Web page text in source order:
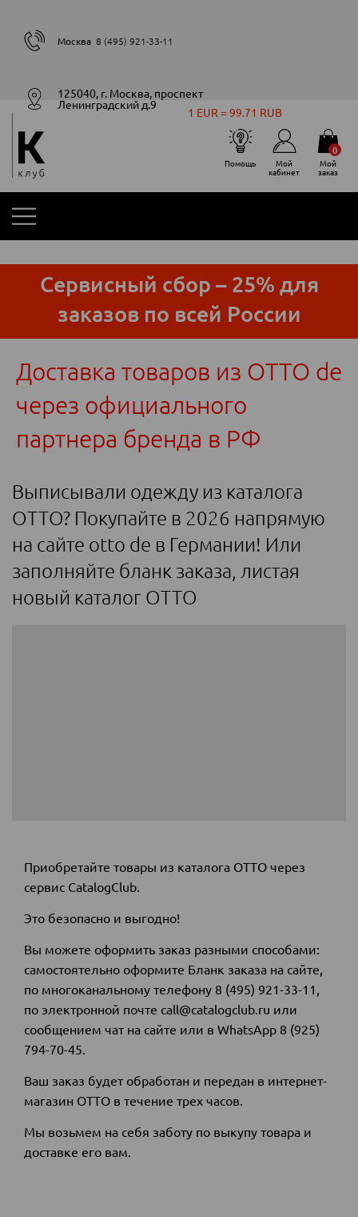
125040, г. Москва, проспект
Ленинградский д.9
Москва 8 (495) 921-33-11
1 EUR = 99.71 RUB
Помощь Мой
кабинет
Мой
заказ
0
Сервисный сбор – 25% для
заказов по всей России
Доставка товаров из ОТТО de
через официального
партнера бренда в РФ
Выписывали одежду из каталога
ОТТО? Покупайте в 2026 напрямую
на сайте otto de в Германии! Или
заполняйте бланк заказа, листая
новый каталог ОТТО
Приобретайте товары из каталога ОТТО через
сервис CatalogClub.
Это безопасно и выгодно!
Вы можете оформить заказ разными способами:
самостоятельно оформите Бланк заказа на сайте,
по многоканальному телефону 8 (495) 921-33-11,
по электронной почте call@catalogclub.ru или
сообщением чат на сайте или в WhatsApp 8 (925)
794-70-45.
Ваш заказ будет обработан и передан в интернет-
магазин ОТТО в течение трех часов.
Мы возьмем на себя заботу по выкупу товара и
доставке его вам.